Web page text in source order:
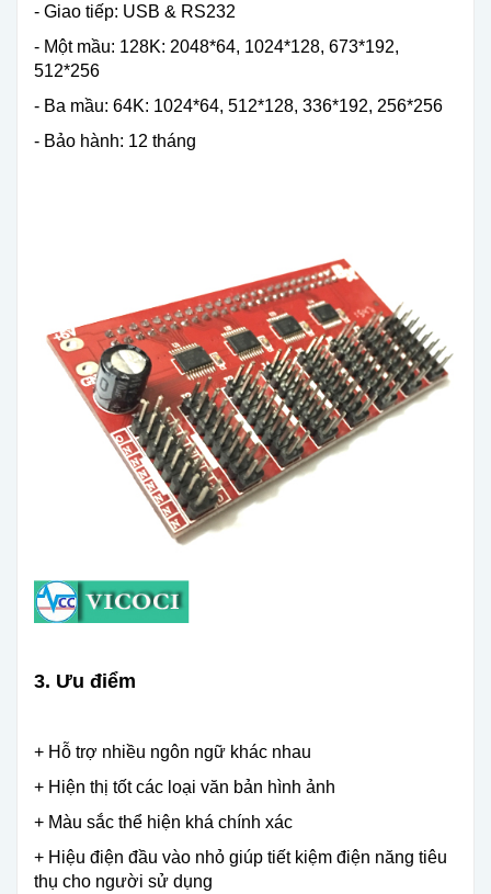
- Giao tiếp: USB & RS232
- Một mầu: 128K: 2048*64, 1024*128, 673*192,
512*256
- Ba mầu: 64K: 1024*64, 512*128, 336*192, 256*256
- Bảo hành: 12 tháng
3. Ưu điểm
+ Hỗ trợ nhiều ngôn ngữ khác nhau
+ Hiện thị tốt các loại văn bản hình ảnh
+ Màu sắc thể hiện khá chính xác
+ Hiệu điện đầu vào nhỏ giúp tiết kiệm điện năng tiêu
thụ cho người sử dụng